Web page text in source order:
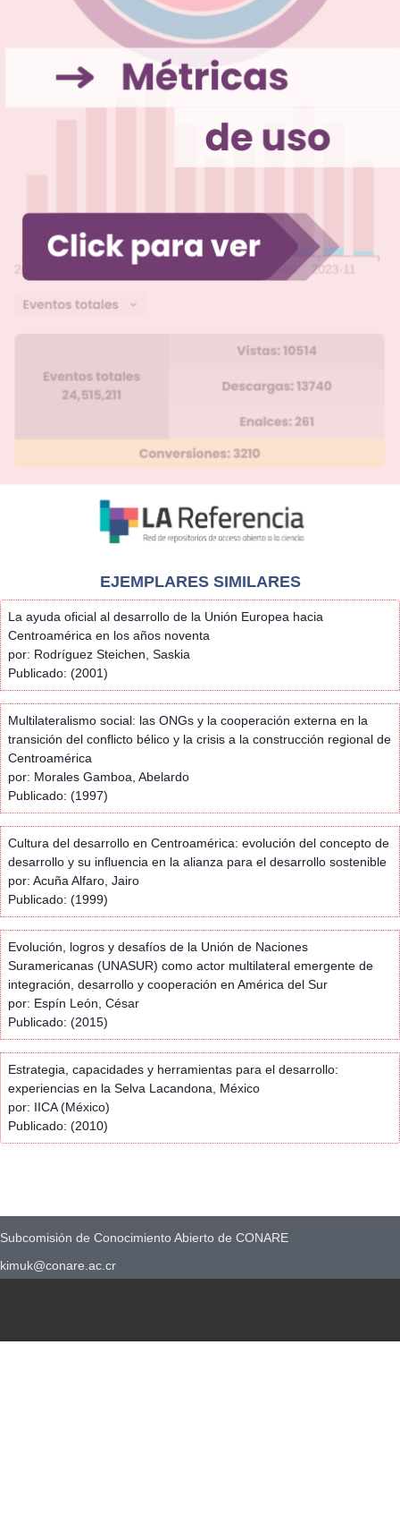
EJEMPLARES SIMILARES
La ayuda oficial al desarrollo de la Unión Europea hacia
Centroamérica en los años noventa
por: Rodríguez Steichen, Saskia
Publicado: (2001)
Multilateralismo social: las ONGs y la cooperación externa en la
transición del conflicto bélico y la crisis a la construcción regional de
Centroamérica
por: Morales Gamboa, Abelardo
Publicado: (1997)
Cultura del desarrollo en Centroamérica: evolución del concepto de
desarrollo y su influencia en la alianza para el desarrollo sostenible
por: Acuña Alfaro, Jairo
Publicado: (1999)
Evolución, logros y desafíos de la Unión de Naciones
Suramericanas (UNASUR) como actor multilateral emergente de
integración, desarrollo y cooperación en América del Sur
por: Espín León, César
Publicado: (2015)
Estrategia, capacidades y herramientas para el desarrollo:
experiencias en la Selva Lacandona, México
por: IICA (México)
Publicado: (2010)
Subcomisión de Conocimiento Abierto de CONARE
kimuk@conare.ac.cr